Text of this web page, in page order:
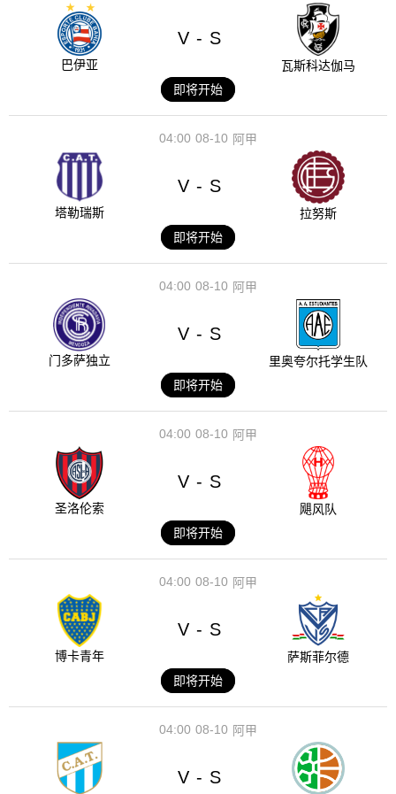
巴伊亚
V - S
瓦斯科达伽马
即将开始
08-10
04:00 阿甲
塔勒瑞斯
V - S
拉努斯
即将开始
08-10
04:00 阿甲
门多萨独立
V - S
里奥夸尔托学生队
即将开始
08-10
04:00 阿甲
圣洛伦索
V - S
飓风队
即将开始
08-10
04:00 阿甲
博卡青年
V - S
萨斯菲尔德
即将开始
08-10
04:00 阿甲
V - S